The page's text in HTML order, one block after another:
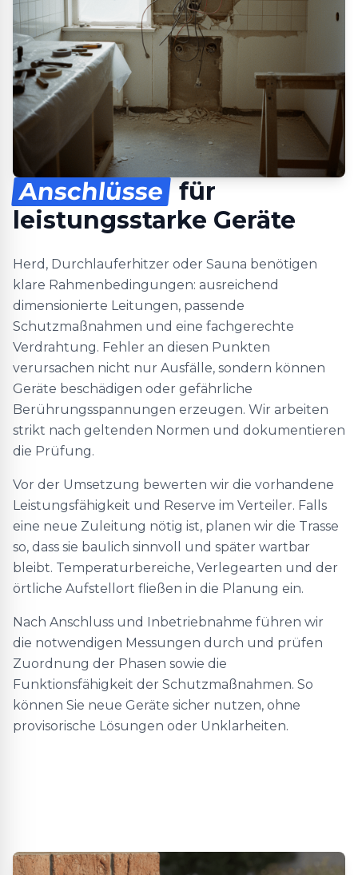
Anschlüsse für
leistungsstarke Geräte
Herd, Durchlauferhitzer oder Sauna benötigen
klare Rahmenbedingungen: ausreichend
dimensionierte Leitungen, passende
Schutzmaßnahmen und eine fachgerechte
Verdrahtung. Fehler an diesen Punkten
verursachen nicht nur Ausfälle, sondern können
Geräte beschädigen oder gefährliche
Berührungsspannungen erzeugen. Wir arbeiten
strikt nach geltenden Normen und dokumentieren
die Prüfung.
Vor der Umsetzung bewerten wir die vorhandene
Leistungsfähigkeit und Reserve im Verteiler. Falls
eine neue Zuleitung nötig ist, planen wir die Trasse
so, dass sie baulich sinnvoll und später wartbar
bleibt. Temperaturbereiche, Verlegearten und der
örtliche Aufstellort fließen in die Planung ein.
Nach Anschluss und Inbetriebnahme führen wir
die notwendigen Messungen durch und prüfen
Zuordnung der Phasen sowie die
Funktionsfähigkeit der Schutzmaßnahmen. So
können Sie neue Geräte sicher nutzen, ohne
provisorische Lösungen oder Unklarheiten.